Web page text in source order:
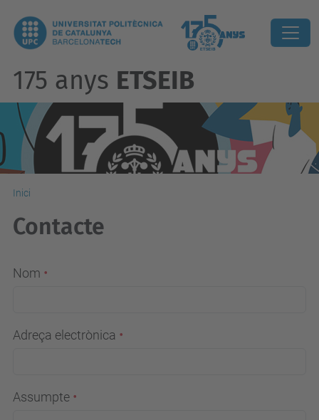
175 anys ETSEIB
Inici
Contacte
Nom
Adreça electrònica
Assumpte